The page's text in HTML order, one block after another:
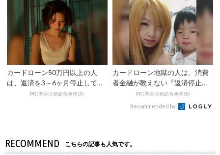
カードローン50万円以上の人
は、返済を3～6ヶ月停止して
『大幅に減額してから返済...
PR(渋谷法務総合事務所)
カードローン地獄の人は、消費
者金融が教えない『返済停止し
て減額・免除する方法』で...
PR(渋谷法務総合事務所)
Recommended by
RECOMMEND こちらの記事も人気です。